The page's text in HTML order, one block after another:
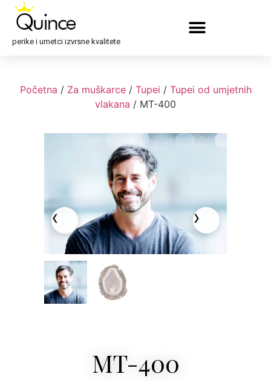
perike i umetci izvrsne kvalitete
Početna / Za muškarce/ Tupei / Tupei od umjetnih
vlakana / MT-400
MT-400